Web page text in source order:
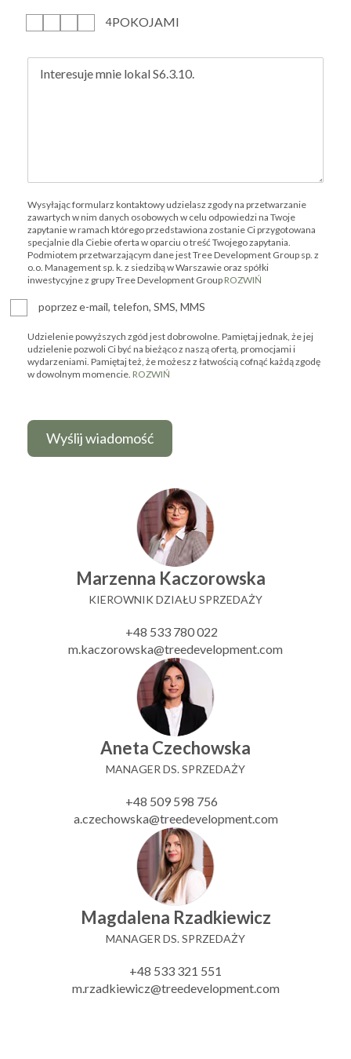
4POKOJAMI
Wysyłając formularz kontaktowy udzielasz zgody na przetwarzanie
zawartych w nim danych osobowych w celu odpowiedzi na Twoje
zapytanie w ramach którego przedstawiona zostanie Ci przygotowana
specjalnie dla Ciebie oferta w oparciu o treść Twojego zapytania.
Podmiotem przetwarzającym dane jest Tree Development Group sp. z
o.o. Management sp. k. z siedzibą w Warszawie oraz spółki
inwestycyjne z grupy Tree Development Group ROZWIŃ
poprzez e-mail, telefon, SMS, MMS
Udzielenie powyższych zgód jest dobrowolne. Pamiętaj jednak, że jej
udzielenie pozwoli Ci być na bieżąco z naszą ofertą, promocjami i
wydarzeniami. Pamiętaj też, że możesz z łatwością cofnąć każdą zgodę
w dowolnym momencie. ROZWIŃ
Marzenna Kaczorowska
KIEROWNIK DZIAŁU SPRZEDAŻY
+48 533 780 022
m.kaczorowska@treedevelopment.com
Aneta Czechowska
MANAGER DS. SPRZEDAŻY
+48 509 598 756
a.czechowska@treedevelopment.com
Magdalena Rzadkiewicz
MANAGER DS. SPRZEDAŻY
+48 533 321 551
m.rzadkiewicz@treedevelopment.com